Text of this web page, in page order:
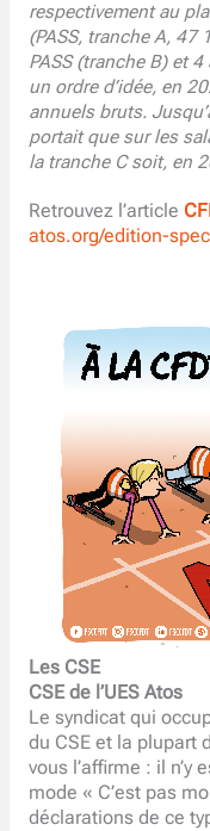
respectivement au
(PASS, tranche A, 47
PASS (tranche B) et
un ordre d’idée, en
annuels bruts.
portait que sur les
la tranche C soit, en
Retrouvez l’article
atos.org/edition-
Les CSE
CSE de l’UES Atos
Le syndicat qui
du CSE et la plupart
vous l’affirme : il n’y
mode « C’est pas
déclarations de ce